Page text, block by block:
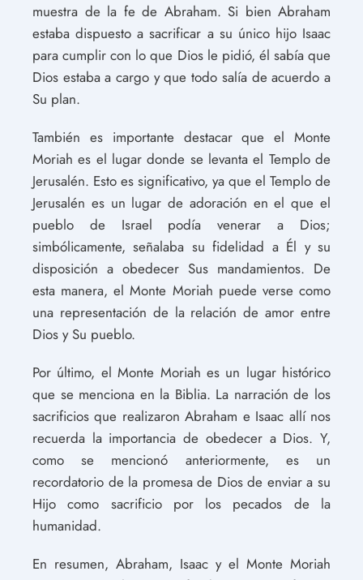
muestra de la fe de Abraham. Si bien Abraham
estaba dispuesto a sacrificar a su único hijo Isaac
para cumplir con lo que Dios le pidió, él sabía que
Dios estaba a cargo y que todo salía de acuerdo a
Su plan.
También es importante destacar que el Monte
Moriah es el lugar donde se levanta el Templo de
Jerusalén. Esto es significativo, ya que el Templo de
Jerusalén es un lugar de adoración en el que el
pueblo de Israel podía venerar a Dios;
simbólicamente, señalaba su fidelidad a Él y su
disposición a obedecer Sus mandamientos. De
esta manera, el Monte Moriah puede verse como
una representación de la relación de amor entre
Dios y Su pueblo.
Por último, el Monte Moriah es un lugar histórico
que se menciona en la Biblia. La narración de los
sacrificios que realizaron Abraham e Isaac allí nos
recuerda la importancia de obedecer a Dios. Y,
como se mencionó anteriormente, es un
recordatorio de la promesa de Dios de enviar a su
Hijo como sacrificio por los pecados de la
humanidad.
En resumen, Abraham, Isaac y el Monte Moriah